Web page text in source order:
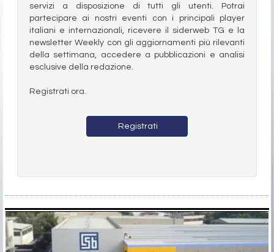
servizi a disposizione di tutti gli utenti. Potrai
partecipare ai nostri eventi con i principali player
italiani e internazionali, ricevere il siderweb TG e la
newsletter Weekly con gli aggiornamenti più rilevanti
della settimana, accedere a pubblicazioni e analisi
esclusive della redazione.
Registrati ora.
Registrati